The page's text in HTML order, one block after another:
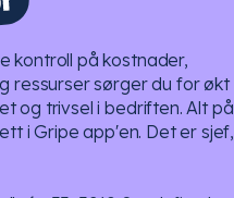
kontroll på kostnader,
ressurser sørger du for økt
og trivsel i bedriften. Alt på
i Gripe app'en. Det er sjef,